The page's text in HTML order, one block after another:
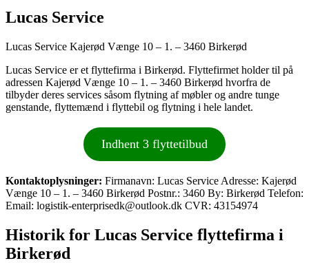
Lucas Service
Lucas Service Kajerød Vænge 10 – 1. – 3460 Birkerød
Lucas Service er et flyttefirma i Birkerød. Flyttefirmet holder til på
adressen Kajerød Vænge 10 – 1. – 3460 Birkerød hvorfra de
tilbyder deres services såsom flytning af møbler og andre tunge
genstande, flyttemænd i flyttebil og flytning i hele landet.
Indhent 3 flyttetilbud
Kontaktoplysninger: Firmanavn: Lucas Service Adresse: Kajerød
Vænge 10 – 1. – 3460 Birkerød Postnr.: 3460 By: Birkerød Telefon:
Email: logistik-enterprisedk@outlook.dk CVR: 43154974
Historik for Lucas Service flyttefirma i
Birkerød